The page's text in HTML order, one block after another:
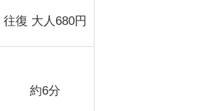
往復 大人680円
約6分